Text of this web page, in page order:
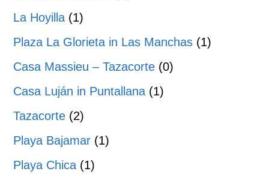
La Hoyilla (1)
Plaza La Glorieta in Las Manchas (1)
Casa Massieu – Tazacorte (0)
Casa Luján in Puntallana (1)
Tazacorte (2)
Playa Bajamar (1)
Playa Chica (1)